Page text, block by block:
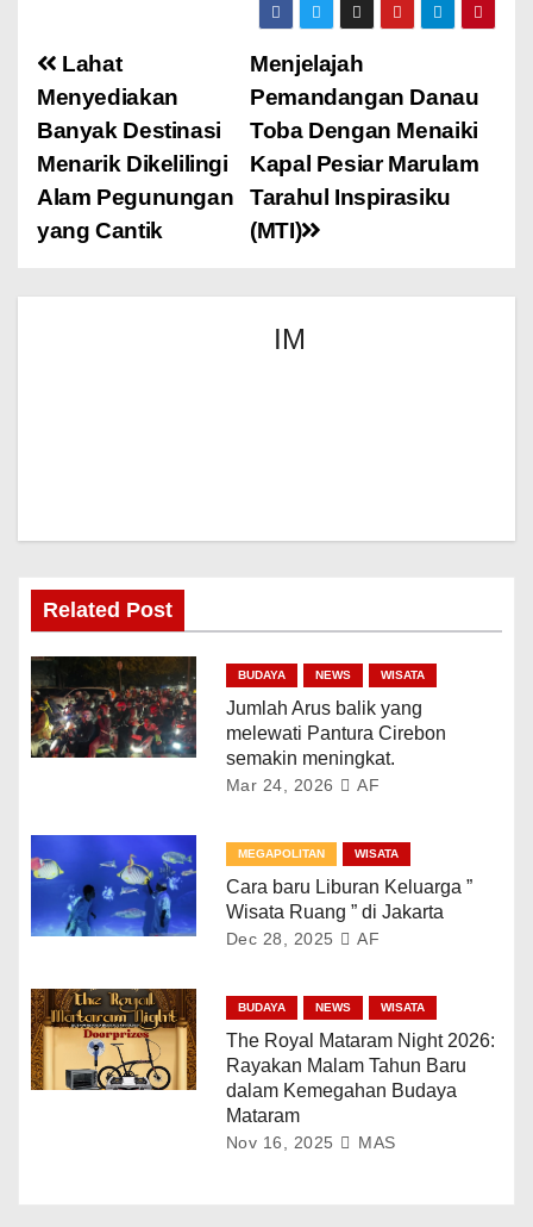
Menjelajah
Pemandangan Danau
Toba Dengan Menaiki
Kapal Pesiar Marulam
Tarahul Inspirasiku
(MTI)
Lahat
Menyediakan
Banyak Destinasi
Menarik Dikelilingi
Alam Pegunungan
yang Cantik
IM
Related Post
BUDAYA NEWS WISATA
Jumlah Arus balik yang
melewati Pantura Cirebon
semakin meningkat.
Mar 24, 2026 AF
MEGAPOLITAN WISATA
Cara baru Liburan Keluarga ”
Wisata Ruang ” di Jakarta
Dec 28, 2025 AF
BUDAYA NEWS WISATA
The Royal Mataram Night 2026:
Rayakan Malam Tahun Baru
dalam Kemegahan Budaya
Mataram
Nov 16, 2025 MAS